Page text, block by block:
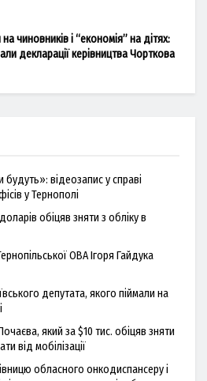
чиновників і “економія” на дітях:
декларації керівництва Чорткова
відеозапис у справі
у Тернополі
обіцяв зняти з обліку в
ОВА Ігоря Гайдука
депутата, якого піймали на
який за $10 тис. обіцяв зняти
від мобілізації
обласного онкодиспансеру і